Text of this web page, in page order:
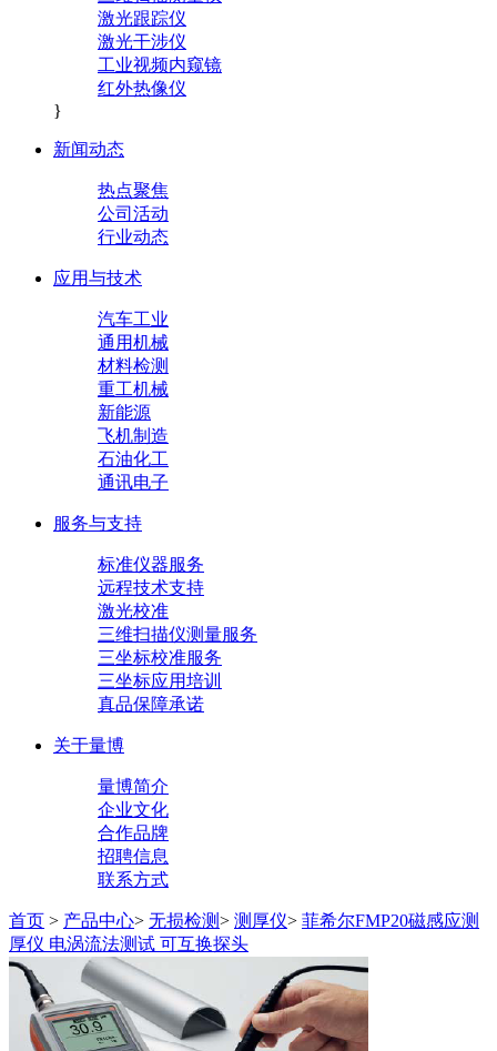
激光跟踪仪
激光干涉仪
工业视频内窥镜
红外热像仪
}
新闻动态
热点聚焦
公司活动
行业动态
应用与技术
汽车工业
通用机械
材料检测
重工机械
新能源
飞机制造
石油化工
通讯电子
服务与支持
标准仪器服务
远程技术支持
激光校准
三维扫描仪测量服务
三坐标校准服务
三坐标应用培训
真品保障承诺
关于量博
量博简介
企业文化
合作品牌
招聘信息
联系方式
首页 > 产品中心> 无损检测> 测厚仪> 菲希尔FMP20磁感应测
厚仪 电涡流法测试 可互换探头